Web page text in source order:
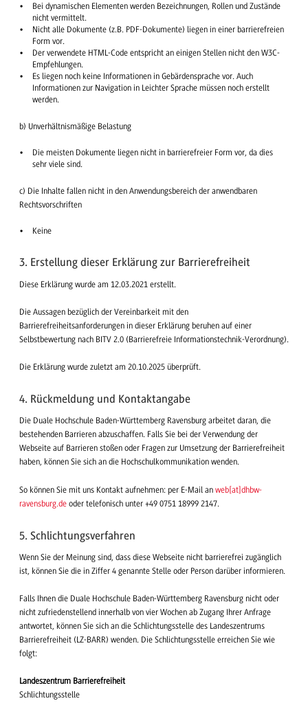
Bei dynamischen Elementen werden Bezeichnungen, Rollen und Zustände
nicht vermittelt.
Nicht alle Dokumente (z.B. PDF-Dokumente) liegen in einer barrierefreien
Form vor.
Der verwendete HTML-Code entspricht an einigen Stellen nicht den W3C-
Empfehlungen.
Es liegen noch keine Informationen in Gebärdensprache vor. Auch
Informationen zur Navigation in Leichter Sprache müssen noch erstellt
werden.
b) Unverhältnismäßige Belastung
Die meisten Dokumente liegen nicht in barrierefreier Form vor, da dies
sehr viele sind.
c) Die Inhalte fallen nicht in den Anwendungsbereich der anwendbaren
Rechtsvorschriften
Keine
3. Erstellung dieser Erklärung zur Barrierefreiheit
Diese Erklärung wurde am 12.03.2021 erstellt.
Die Aussagen bezüglich der Vereinbarkeit mit den
Barrierefreiheitsanforderungen in dieser Erklärung beruhen auf einer
Selbstbewertung nach BITV 2.0 (Barrierefreie Informationstechnik-Verordnung).
Die Erklärung wurde zuletzt am 20.10.2025 überprüft.
4. Rückmeldung und Kontaktangabe
Die Duale Hochschule Baden-Württemberg Ravensburg arbeitet daran, die
bestehenden Barrieren abzuschaffen. Falls Sie bei der Verwendung der
Webseite auf Barrieren stoßen oder Fragen zur Umsetzung der Barrierefreiheit
haben, können Sie sich an die Hochschulkommunikation wenden.
So können Sie mit uns Kontakt aufnehmen: per E-Mail an web[at]dhbw-
ravensburg.de oder telefonisch unter +49 0751 18999 2147.
5. Schlichtungsverfahren
Wenn Sie der Meinung sind, dass diese Webseite nicht barrierefrei zugänglich
ist, können Sie die in Ziffer 4 genannte Stelle oder Person darüber informieren.
Falls Ihnen die Duale Hochschule Baden-Württemberg Ravensburg nicht oder
nicht zufriedenstellend innerhalb von vier Wochen ab Zugang Ihrer Anfrage
antwortet, können Sie sich an die Schlichtungsstelle des Landeszentrums
Barrierefreiheit (LZ-BARR) wenden. Die Schlichtungsstelle erreichen Sie wie
folgt:
Landeszentrum Barrierefreiheit
Schlichtungsstelle